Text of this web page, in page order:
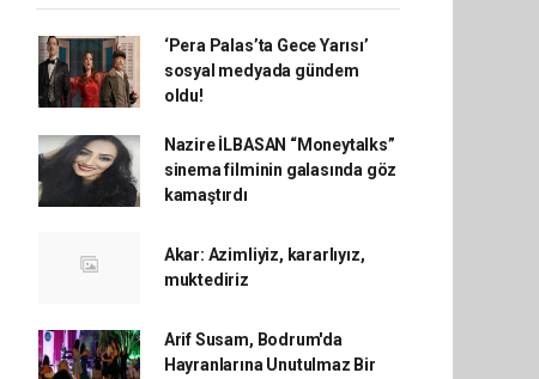
‘Pera Palas’ta Gece Yarısı’
sosyal medyada gündem
oldu!
Nazire İLBASAN “Moneytalks”
sinema filminin galasında göz
kamaştırdı
Akar: Azimliyiz, kararlıyız,
muktediriz
Arif Susam, Bodrum'da
Hayranlarına Unutulmaz Bir